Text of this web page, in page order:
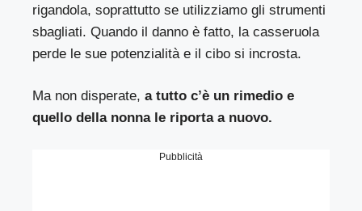
rigandola, soprattutto se utilizziamo gli strumenti
sbagliati. Quando il danno è fatto, la casseruola
perde le sue potenzialità e il cibo si incrosta.
Ma non disperate, a tutto c’è un rimedio e
quello della nonna le riporta a nuovo.
Pubblicità